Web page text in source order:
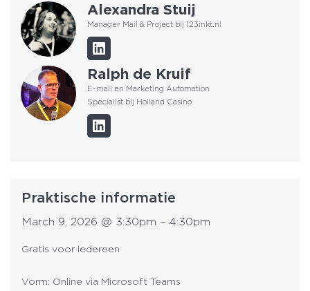
Alexandra Stuij
Manager Mail & Project bij 123inkt.nl
Ralph de Kruif
E-mail en Marketing Automation
Specialist bij Holland Casino
Praktische informatie
March 9, 2026 @ 3:30pm – 4:30pm
Gratis voor iedereen
Vorm: Online via Microsoft Teams